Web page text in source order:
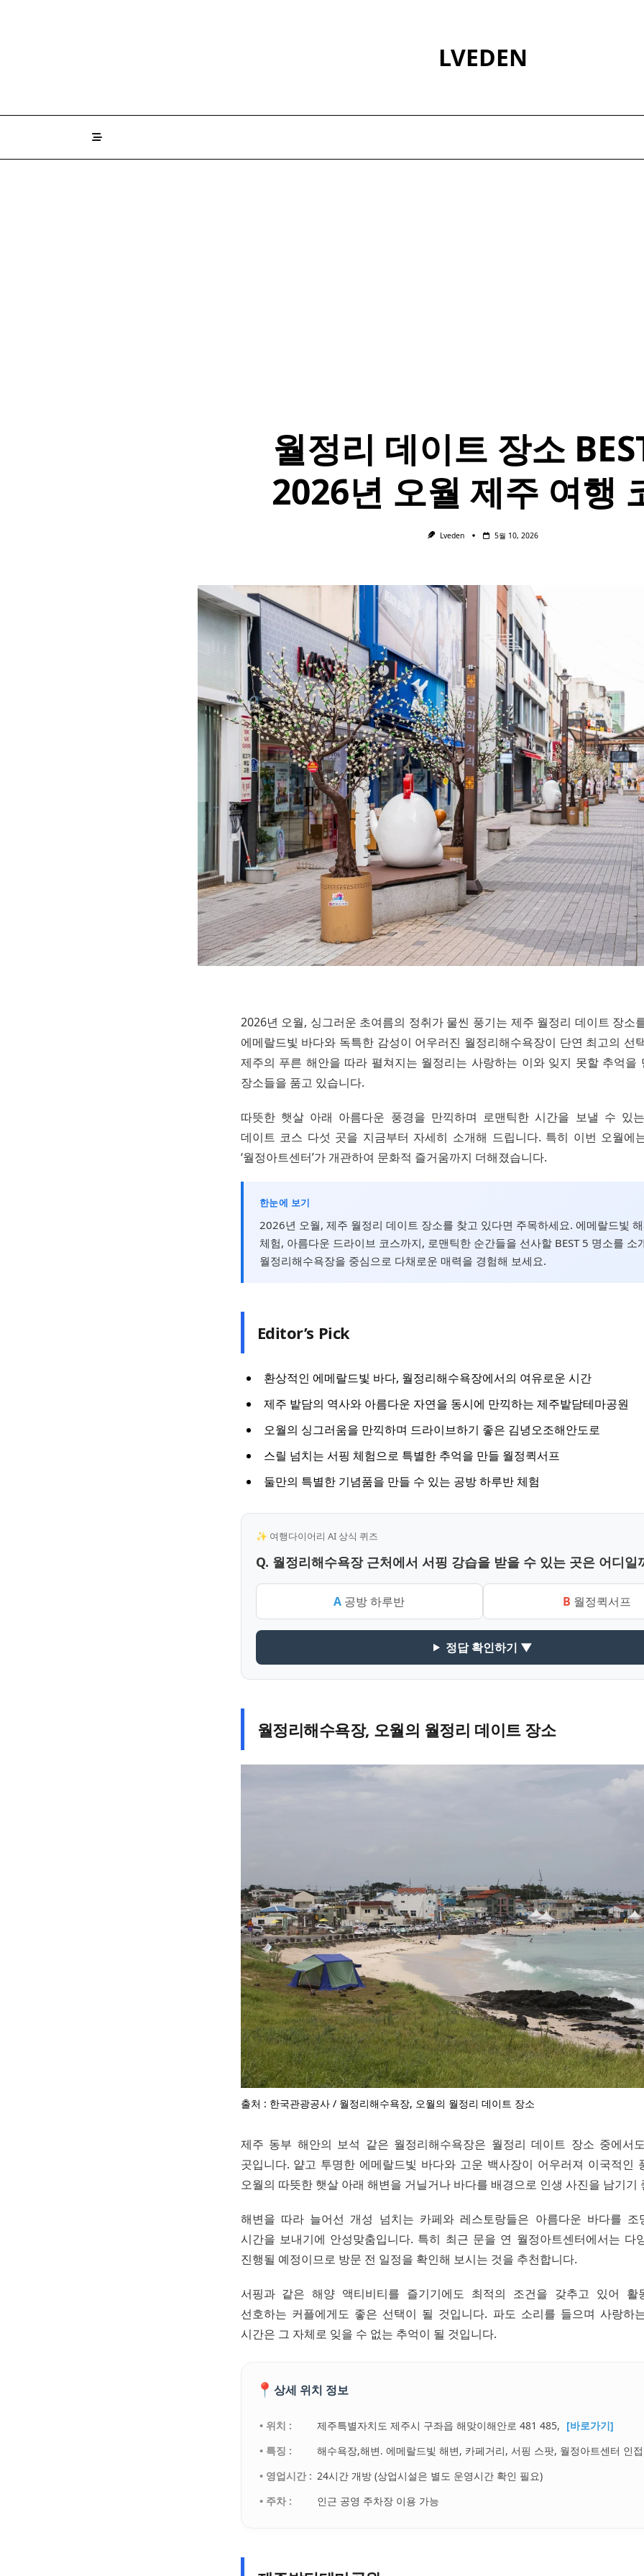
LVEDEN
월정리 데이트 장소
2026년 오월 제주 여행
Lveden 5월 10, 2026
2026년 오월, 싱그러운 초여름의 정취가 물씬 풍기는 제주 월정리 데이트 장소
에메랄드빛 바다와 독특한 감성이 어우러진 월정리해수욕장이 단연 최고의 선
제주의 푸른 해안을 따라 펼쳐지는 월정리는 사랑하는 이와 잊지 못할 추억을
장소들을 품고 있습니다.
따뜻한 햇살 아래 아름다운 풍경을 만끽하며 로맨틱한 시간을 보낼 수 있
데이트 코스 다섯 곳을 지금부터 자세히 소개해 드립니다. 특히 이번 오월에
‘월정아트센터’가 개관하여 문화적 즐거움까지 더해졌습니다.
한눈에 보기
2026년 오월, 제주 월정리 데이트 장소를 찾고 있다면 주목하세요. 에메랄드빛
체험, 아름다운 드라이브 코스까지, 로맨틱한 순간들을 선사할 BEST 5 명소를 소
월정리해수욕장을 중심으로 다채로운 매력을 경험해 보세요.
Editor’s Pick
환상적인 에메랄드빛 바다, 월정리해수욕장에서의 여유로운 시간
제주 밭담의 역사와 아름다운 자연을 동시에 만끽하는 제주밭담테마공원
오월의 싱그러움을 만끽하며 드라이브하기 좋은 김녕오조해안도로
스릴 넘치는 서핑 체험으로 특별한 추억을 만들 월정퀵서프
둘만의 특별한 기념품을 만들 수 있는 공방 하루반 체험
✨ 여행다이어리 AI 상식 퀴즈
Q. 월정리해수욕장 근처에서 서핑 강습을 받을 수 있는 곳은 어디일
A 공방 하루반 B 월정퀵서프
정답 확인하기 ▼
월정리해수욕장, 오월의 월정리 데이트 장소
출처 : 한국관광공사 / 월정리해수욕장, 오월의 월정리 데이트 장소
제주 동부 해안의 보석 같은 월정리해수욕장은 월정리 데이트 장소 중에서
곳입니다. 얕고 투명한 에메랄드빛 바다와 고운 백사장이 어우러져 이국적인
오월의 따뜻한 햇살 아래 해변을 거닐거나 바다를 배경으로 인생 사진을 남기기
해변을 따라 늘어선 개성 넘치는 카페와 레스토랑들은 아름다운 바다를 조
시간을 보내기에 안성맞춤입니다. 특히 최근 문을 연 월정아트센터에서는 다
진행될 예정이므로 방문 전 일정을 확인해 보시는 것을 추천합니다.
서핑과 같은 해양 액티비티를 즐기기에도 최적의 조건을 갖추고 있어 활
선호하는 커플에게도 좋은 선택이 될 것입니다. 파도 소리를 들으며 사랑하
시간은 그 자체로 잊을 수 없는 추억이 될 것입니다.
📍 상세 위치 정보
• 위치 : 제주특별자치도 제주시 구좌읍 해맞이해안로 481 485, [바로가기]
• 특징 :
해수욕장,해변. 에메랄드빛 해변, 카페거리, 서핑 스팟, 월정아트센터 인접
• 영업시간 : 24시간 개방 (상업시설은 별도 운영시간 확인 필요)
• 주차 :
인근 공영 주차장 이용 가능